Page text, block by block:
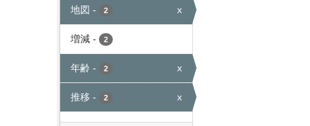
地図 - 2 x
増減 - 2
年齢 - 2 x
推移 - 2 x